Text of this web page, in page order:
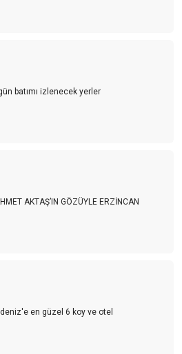
batımı izlenecek yerler
AKTAŞ’IN GÖZÜYLE ERZİNCAN
en güzel 6 koy ve otel